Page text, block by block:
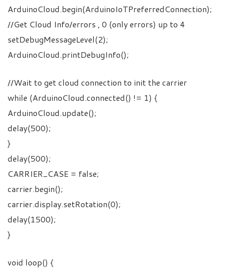
ArduinoCloud.begin(ArduinoIoTPreferredConnection);
//Get Cloud Info/errors , 0 (only errors) up to 4
setDebugMessageLevel(2);
ArduinoCloud.printDebugInfo();
//Wait to get cloud connection to init the carrier
while (ArduinoCloud.connected() != 1) {
ArduinoCloud.update();
delay(500);
}
delay(500);
CARRIER_CASE = false;
carrier.begin();
carrier.display.setRotation(0);
delay(1500);
}
void loop() {